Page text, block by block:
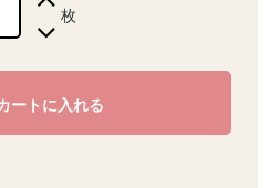
枚
ートに入れる